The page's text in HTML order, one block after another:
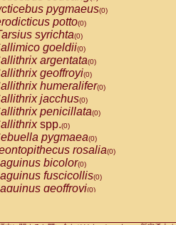
Pithecia pithecia (0)
Cercocebus agilis
Cercocebus galeritus
Cercocebus torquatus atys
Cercocebus torquatus
Cercocebus torquatus
Cercocebushybrid
Cercocebusspp.
Lophocebus albigena
Papio anubis
Papio cynocephalus
Papio hamadryas
Papio papio
Papiospp.(0)
Mandrillus leucophaeus
Mandrillus sphinx
Macaca arctoides(0)
pygmaeus(0)
potto(0)
syrichta(0)
goeldii(0)
argentata(0)
geoffroyi(0)
humeralifer(0)
jacchus(0)
penicillata(0)
spp.(0)
pygmaea(0)
rosalia(0)
bicolor(0)
fuscicollis(0)
geoffroyi(0)